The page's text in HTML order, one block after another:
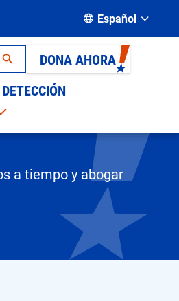
Español
DONA AHORA
a tiempo y abogar